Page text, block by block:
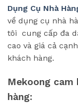
Dụng Cụ Nhà
về dụng cụ nhà
tôi cung cấp đa
cao và giá cả
khách hàng.
Mekoong cam
hàng: